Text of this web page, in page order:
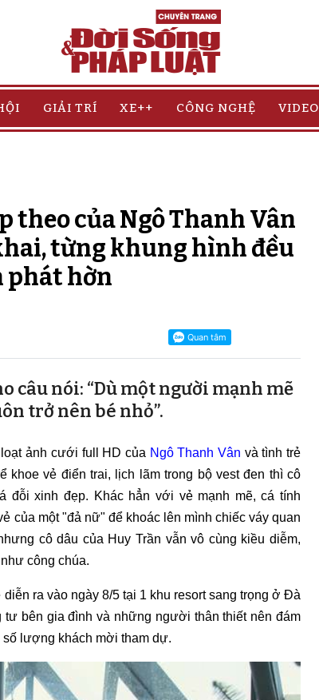
GIẢI TRÍ XE++ CÔNG NGHỆ VIDEO
theo của Ngô Thanh Vân
từng khung hình đều
phát hờn
câu nói: “Dù một người mạnh mẽ
trở nên bé nhỏ”.
ảnh cưới full HD của Ngô Thanh Vân và tình trẻ
khoe vẻ điển trai, lịch lãm trong bộ vest đen thì cô
đỗi xinh đẹp. Khác hẳn với vẻ mạnh mẽ, cá tính
của một "đả nữ" để khoác lên mình chiếc váy quan
cô dâu của Huy Trần vẫn vô cùng kiều diễm,
công chúa.
ra vào ngày 8/5 tại 1 khu resort sang trọng ở Đà
bên gia đình và những người thân thiết nên đám
lượng khách mời tham dự.